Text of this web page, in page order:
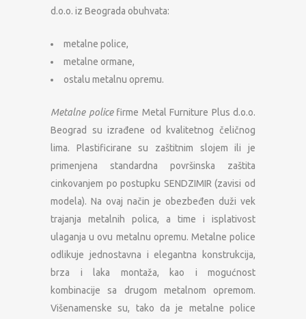
d.o.o. iz Beograda obuhvata:
metalne police,
metalne ormane,
ostalu metalnu opremu.
Metalne policefirme Metal Furniture Plus d.o.o.
Beograd su izrađene od kvalitetnog čeličnog
lima. Plastificirane su zaštitnim slojem ili je
primenjena standardna površinska zaštita
cinkovanjem po postupku SENDZIMIR (zavisi od
modela). Na ovaj način je obezbeđen duži vek
trajanja metalnih polica, a time i isplativost
ulaganja u ovu metalnu opremu. Metalne police
odlikuje jednostavna i elegantna konstrukcija,
brza i laka montaža, kao i mogućnost
kombinacije sa drugom metalnom opremom.
Višenamenske su, tako da je metalne police